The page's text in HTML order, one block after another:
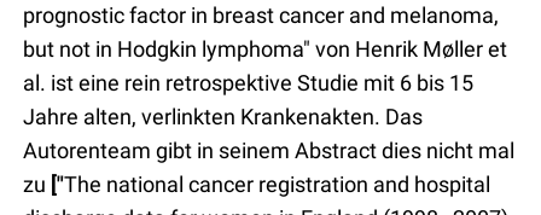
prognostic factor in breast cancer and melanoma,
but not in Hodgkin lymphoma" von Henrik Møller et
al. ist eine rein retrospektive Studie mit 6 bis 15
Jahre alten, verlinkten Krankenakten. Das
Autorenteam gibt in seinem Abstract dies nicht mal
zu ["The national cancer registration and hospital